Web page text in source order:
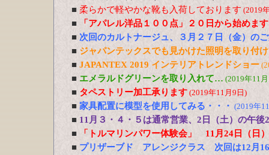
■ 柔らかで軽やかな靴も入荷しております (2019
■
「アパレル洋品１００点」２０日から始めま
■ 次回のカルトナージュ、３月２７日（金）の
■ ジャパンテックスでも見かけた照明を取り付
■ JAPANTEX 2019 インテリアトレンドショー
■ エメラルドグリーンを取り入れて… (2019年11
■ タペストリー加工承ります (2019年11月9日)
■ 家具配置に模型を使用してみる・・・ (2019年
■ 11月３・４・５は通常営業、2日（土）の午
■
「トルマリンパワー体験会」 11月24日（日
■ プリザーブド アレンジクラス 次回は12月